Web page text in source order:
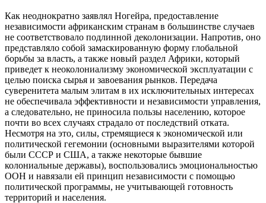
Как неоднократно заявлял Ногейра, предоставление
независимости африканским странам в большинстве случаев
не соответствовало подлинной деколонизации. Напротив, оно
представляло собой замаскированную форму глобальной
борьбы за власть, а также новый раздел Африки, который
приведет к неоколониализму экономической эксплуатации с
целью поиска сырья и завоевания рынков. Передача
суверенитета малым элитам в их исключительных интересах
не обеспечивала эффективности и независимости управления,
а следовательно, не приносила пользы населению, которое
почти во всех случаях страдало от последствий отката.
Несмотря на это, силы, стремящиеся к экономической или
политической гегемонии (основными выразителями которой
были СССР и США, а также некоторые бывшие
колониальные державы), воспользовались эмоциональностью
ООН и навязали ей принцип независимости с помощью
политической программы, не учитывающей готовность
территорий и населения.